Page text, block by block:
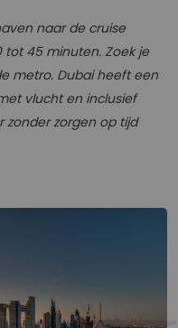
naar de cruise
tot 45 minuten. Zoek je
metro. Dubai heeft een
vlucht en inclusief
zonder zorgen op tijd